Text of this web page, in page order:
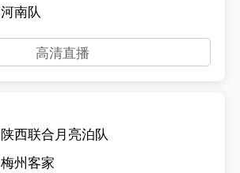
河南队
高清直播
陕西联合月亮泊队
梅州客家